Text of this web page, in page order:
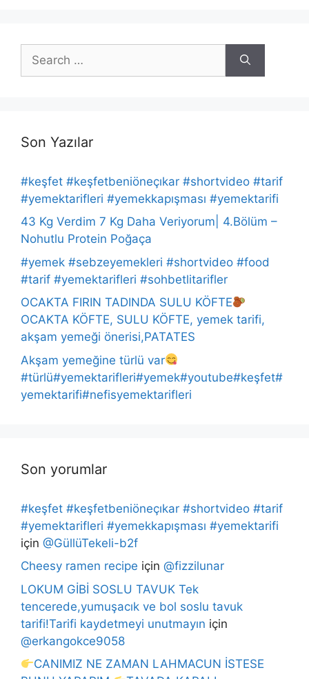
for:
Son Yazılar
#keşfet #keşfetbeniöneçıkar #shortvideo #tarif
#yemektarifleri #yemekkapışması #yemektarifi
43 Kg Verdim 7 Kg Daha Veriyorum| 4.Bölüm –
Nohutlu Protein Poğaça
#yemek #sebzeyemekleri #shortvideo #food
#tarif #yemektarifleri #sohbetlitarifler
OCAKTA FIRIN TADINDA SULU KÖFTE
OCAKTA KÖFTE, SULU KÖFTE, yemek tarifi,
akşam yemeği önerisi,PATATES
Akşam yemeğine türlü var
#türlü#yemektarifleri#yemek#youtube#keşfet#
yemektarifi#nefisyemektarifleri
Son yorumlar
#keşfet #keşfetbeniöneçıkar #shortvideo #tarif
#yemektarifleri #yemekkapışması #yemektarifi
için @GüllüTekeli-b2f
Cheesy ramen recipe için @fizzilunar
LOKUM GİBİ SOSLU TAVUK Tek
tencerede,yumuşacık ve bol soslu tavuk
tarifi!Tarifi kaydetmeyi unutmayın için
@erkangokce9058
CANIMIZ NE ZAMAN LAHMACUN İSTESE